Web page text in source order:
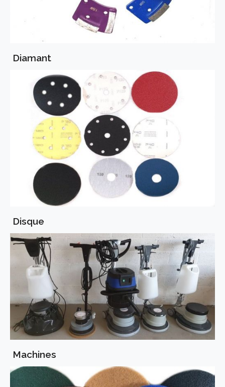
Diamant
Disque
Machines